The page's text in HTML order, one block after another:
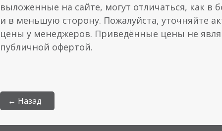
выложенные на сайте, могут отличаться, как в
и в меньшую сторону. Пожалуйста, уточняйте
цены у менеджеров. Приведённые цены не
публичной офертой.
← Назад